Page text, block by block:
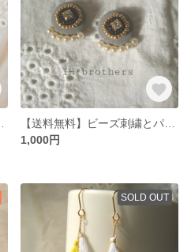
1,000円
SOLD OUT